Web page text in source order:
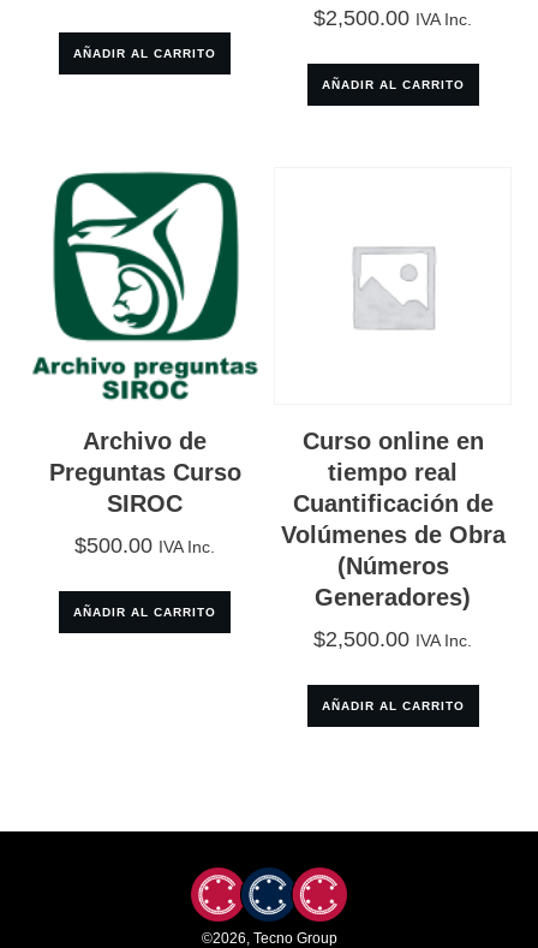
AÑADIR AL CARRITO
$2,500.00 IVA Inc.
AÑADIR AL CARRITO
Archivo de
Preguntas Curso
SIROC
$500.00 IVA Inc.
AÑADIR AL CARRITO
Curso online en
tiempo real
Cuantificación de
Volúmenes de Obra
(Números
Generadores)
$2,500.00 IVA Inc.
AÑADIR AL CARRITO
©2026, Tecno Group